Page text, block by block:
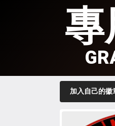
專
加入自己的徽